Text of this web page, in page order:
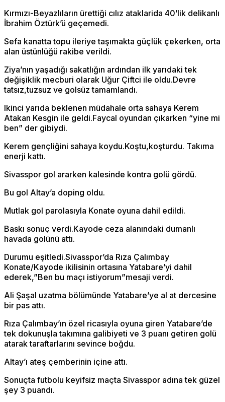
Kırmızı-Beyazlıların ürettiği cılız ataklarida 40’lik delikanlı
İbrahim Öztürk’ü geçemedi.
Sefa kanatta topu ileriye taşımakta güçlük çekerken, orta
alan üstünlüğü rakibe verildi.
Ziya’nın yaşadığı sakatlığın ardından ilk yarıdaki tek
değişiklik mecburi olarak Uğur Çiftci ile oldu.Devre
tatsız,tuzsuz ve golsüz tamamlandı.
Ikinci yarıda beklenen müdahale orta sahaya Kerem
Atakan Kesgin ile geldi.Faycal oyundan çıkarken “yine mi
ben” der gibiydi.
Kerem gençliğini sahaya koydu.Koştu,koşturdu. Takıma
enerji kattı.
Sivasspor gol ararken kalesinde kontra golü gördü.
Bu gol Altay’a doping oldu.
Mutlak gol parolasıyla Konate oyuna dahil edildi.
Baskı sonuç verdi.Kayode ceza alanındaki dumanlı
havada golünü attı.
Durumu eşitledi.Sivasspor’da Rıza Çalımbay
Konate/Kayode ikilisinin ortasına Yatabare’yi dahil
ederek,”Ben bu maçı istiyorum”mesaji verdi.
Ali Şaşal uzatma bölümünde Yatabare’ye al at dercesine
bir pas attı.
Rıza Çalımbay’ın özel ricasıyla oyuna giren Yatabare’de
tek dokunuşla takımına galibiyeti ve 3 puanı getiren golü
atarak taraftarlarını sevince boğdu.
Altay’ı ateş çemberinin içine attı.
Sonuçta futbolu keyifsiz maçta Sivasspor adına tek güzel
şey 3 puandı.